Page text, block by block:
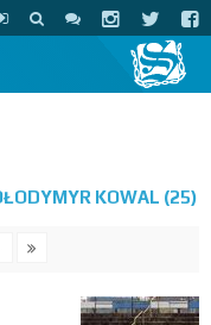
KOWAL (25)